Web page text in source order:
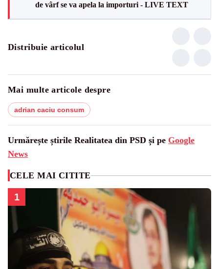
de vârf se va apela la importuri - LIVE TEXT
Distribuie articolul
Mai multe articole despre
adrian caciu consum
Urmărește știrile Realitatea din PSD și pe Google
News
CELE MAI CITITE
1